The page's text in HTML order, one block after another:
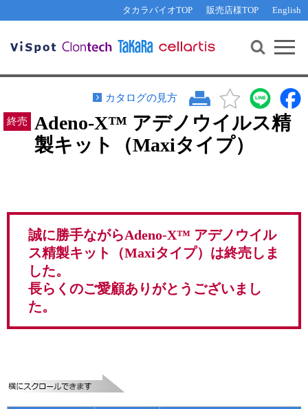
タカラバイオTOP 販売店様TOP English
機能解析・サイレンシング
核酸抽出・精製・標識
PCR・等温増幅
サンプル請求
テクニカルサポートライン
その他 ライセンスに関するご相談
遺伝子組換え生物該当製品
研究支援ツール
Cut-Site Navigator 制限酵素切断サイトの検索
In-Fusion Cloning プライマー設計
抗体検索サイト
機器ソフトウェア・ベクター配列ダウンロード
ラーニングセンター
実験ガイド
お問い合わせ WEB会員登録
カタログの見方
Adeno-X™ アデノウイルス精
製キット（Maxiタイプ）
誠に勝手ながらAdeno-X™ アデノウイル
ス精製キット（Maxiタイプ） は終売しま
した。
長らくのご愛顧ありがとうございまし
た。